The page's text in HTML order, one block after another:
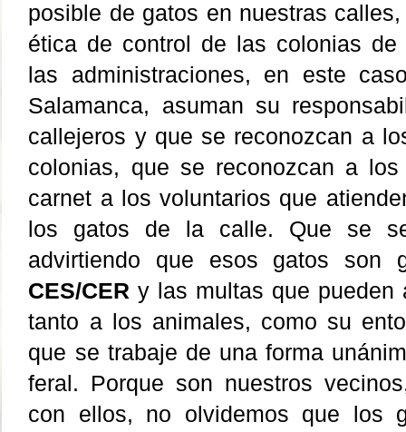
posible de gatos en nuestras
ética de control de las colonias de
las administraciones, en este
Salamanca, asuman su
callejeros y que se reconozcan a
colonias, que se reconozcan a los
carnet a los voluntarios que
los gatos de la calle. Que se
advirtiendo que esos gatos son
CES/CER y las multas que pueden
tanto a los animales, como su
que se trabaje de una forma
feral. Porque son nuestros
con ellos, no olvidemos que los